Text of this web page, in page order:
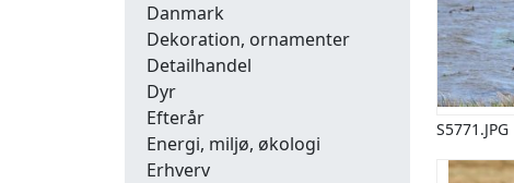
Danmark
Dekoration, ornamenter
Detailhandel
Dyr
Efterår
Energi, miljø, økologi
Erhverv
S5771.JPG